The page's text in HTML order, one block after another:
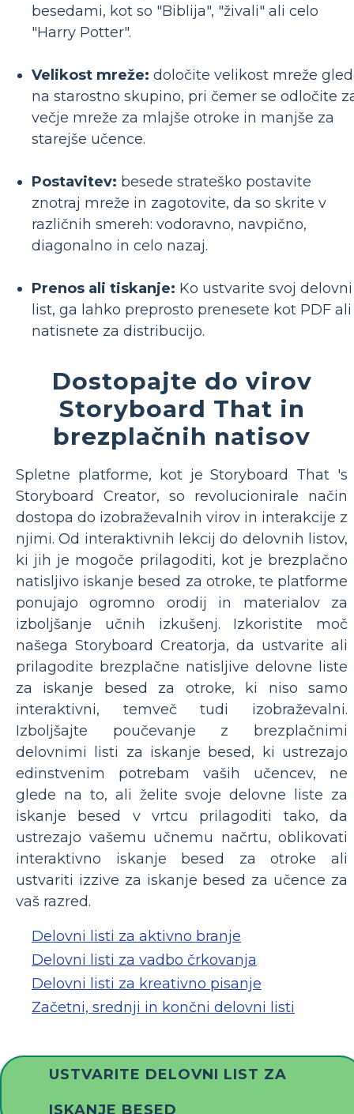
besedami, kot so "Biblija", "živali" ali celo
"Harry Potter".
Velikost mreže: določite velikost mreže
na starostno skupino, pri čemer se odločite
večje mreže za mlajše otroke in manjše za
starejše učence.
Postavitev: besede strateško postavite
znotraj mreže in zagotovite, da so skrite v
različnih smereh: vodoravno, navpično,
diagonalno in celo nazaj.
Prenos ali tiskanje: Ko ustvarite svoj delovni
list, ga lahko preprosto prenesete kot PDF ali
natisnete za distribucijo.
Dostopajte do virov
Storyboard That in
brezplačnih natisov
Spletne platforme, kot je Storyboard That 's
Storyboard Creator, so revolucionirale način
dostopa do izobraževalnih virov in interakcije z
njimi. Od interaktivnih lekcij do delovnih listov,
ki jih je mogoče prilagoditi, kot je brezplačno
natisljivo iskanje besed za otroke, te platforme
ponujajo ogromno orodij in materialov za
izboljšanje učnih izkušenj. Izkoristite moč
našega Storyboard Creatorja, da ustvarite ali
prilagodite brezplačne natisljive delovne liste
za iskanje besed za otroke, ki niso samo
interaktivni, temveč tudi izobraževalni.
Izboljšajte poučevanje z brezplačnimi
delovnimi listi za iskanje besed, ki ustrezajo
edinstvenim potrebam vaših učencev, ne
glede na to, ali želite svoje delovne liste za
iskanje besed v vrtcu prilagoditi tako, da
ustrezajo vašemu učnemu načrtu, oblikovati
interaktivno iskanje besed za otroke ali
ustvariti izzive za iskanje besed za učence za
vaš razred.
Delovni listi za aktivno branje
Delovni listi za vadbo črkovanja
Delovni listi za kreativno pisanje
Začetni, srednji in končni delovni listi
USTVARITE DELOVNI LIST ZA
ISKANJE BESED